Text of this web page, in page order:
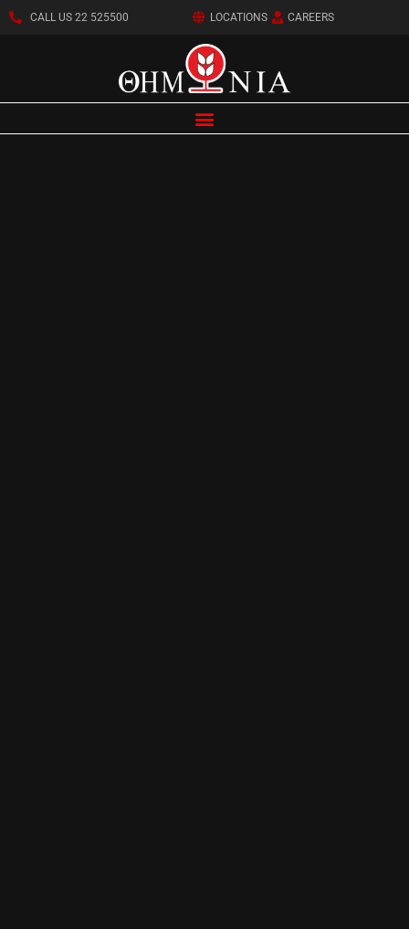
CALL US 22 525500 LOCATIONS CAREERS